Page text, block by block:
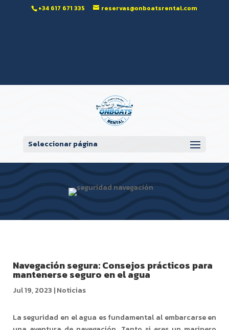
‭+34 617 671 335‬ reservas@onboatsrental.com
Seleccionar página
Navegación segura: Consejos prácticos para
mantenerse seguro en el agua
Jul 19, 2023 |Noticias
La seguridad en el agua es fundamental al embarcarse en